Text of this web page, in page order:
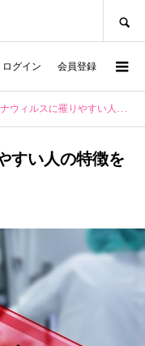
ログイン 会員登録
スに罹りやすい人の特徴をホロスコープから読む
すい人の特徴を